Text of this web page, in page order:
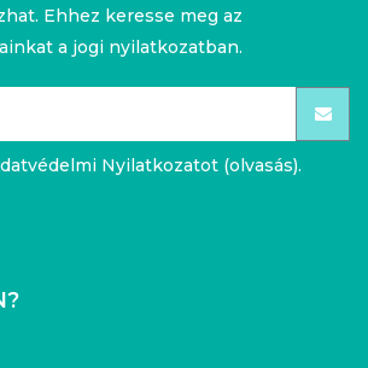
Ehhez keresse meg az
a jogi nyilatkozatban.
Nyilatkozatot (olvasás).